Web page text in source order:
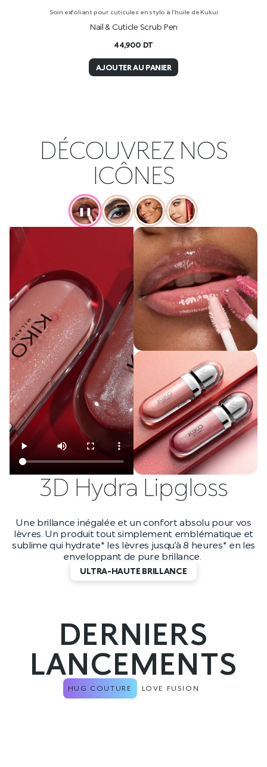
Soin exfoliant pour cuticules en stylo à l’huile de Kukui
Nail & Cuticle Scrub Pen
44,900 DT
AJOUTER AU PANIER
DÉCOUVREZ NOS
ICÔNES
❚❚
3D Hydra Lipgloss
Une brillance inégalée et un confort absolu pour vos
lèvres. Un produit tout simplement emblématique et
sublime qui hydrate* les lèvres jusqu’à 8 heures* en les
enveloppant de pure brillance.
ULTRA-HAUTE BRILLANCE
DERNIERS
LANCEMENTS
HUG COUTURE LOVE FUSION